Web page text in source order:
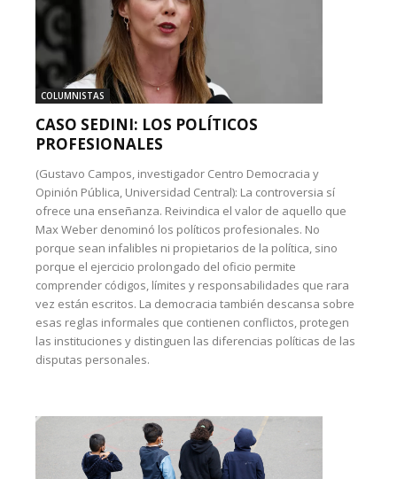
COLUMNISTAS
CASO SEDINI: LOS POLÍTICOS
PROFESIONALES
(Gustavo Campos, investigador Centro Democracia y
Opinión Pública, Universidad Central): La controversia sí
ofrece una enseñanza. Reivindica el valor de aquello que
Max Weber denominó los políticos profesionales. No
porque sean infalibles ni propietarios de la política, sino
porque el ejercicio prolongado del oficio permite
comprender códigos, límites y responsabilidades que rara
vez están escritos. La democracia también descansa sobre
esas reglas informales que contienen conflictos, protegen
las instituciones y distinguen las diferencias políticas de las
disputas personales.